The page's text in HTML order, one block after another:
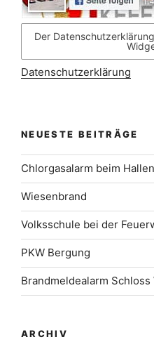
Der
Datenschutzerklärung
NEUESTE BEITRÄGE
Chlorgasalarm beim
Wiesenbrand
Volksschule bei der
PKW Bergung
Brandmeldealarm Schloss
ARCHIV